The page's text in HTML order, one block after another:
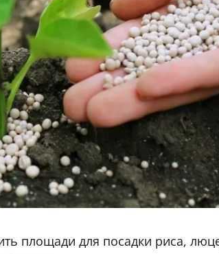
площади для посадки риса,